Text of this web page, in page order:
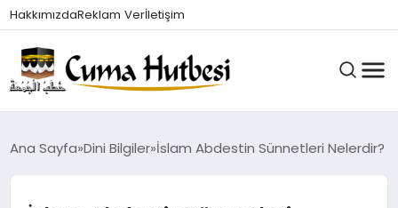
HakkımızdaReklam Verİletişim
HUTBELER
Ana Sayfa Dini Bilgiler İslam Abdestin Sünnetleri Nelerdir?